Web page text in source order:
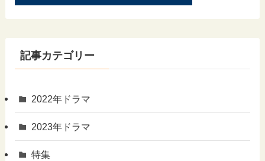
記事カテゴリー
2022年ドラマ
2023年ドラマ
特集